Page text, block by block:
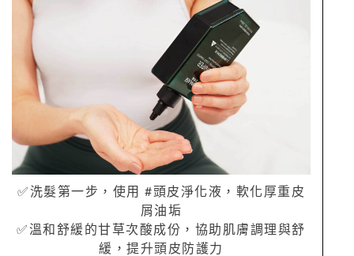
✅洗髮第一步，使用 #頭皮淨化液，軟化厚重皮
屑油垢
✅溫和舒緩的甘草次酸成份，協助肌膚調理與舒
緩，提升頭皮防護力